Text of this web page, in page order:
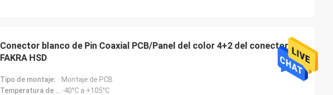
Conector blanco de Pin Coaxial PCB/Panel del color 4+2 del conector de
FAKRA HSD
Tipo de montaje:
Montaje de PCB
Temperatura de funcionamiento: -40°C a +105°C